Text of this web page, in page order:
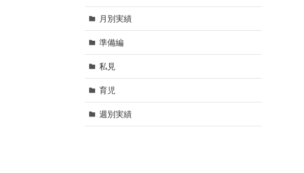
月別実績
準備編
私見
育児
週別実績